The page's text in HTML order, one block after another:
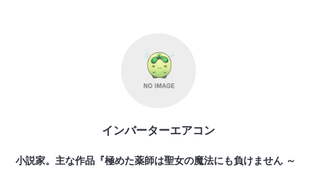
インバーターエアコン
小説家。主な作品『極めた薬師は聖女の魔法にも負けません ～